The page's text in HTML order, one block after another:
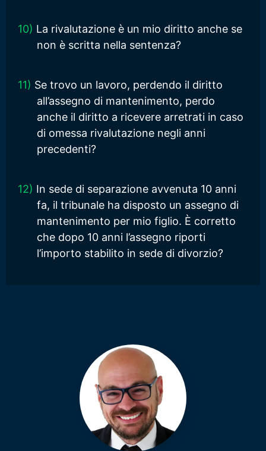
10) La rivalutazione è un mio diritto anche se
non è scritta nella sentenza?
11) Se trovo un lavoro, perdendo il diritto
all’assegno di mantenimento, perdo
anche il diritto a ricevere arretrati in caso
di omessa rivalutazione negli anni
precedenti?
12) In sede di separazione avvenuta 10 anni
fa, il tribunale ha disposto un assegno di
mantenimento per mio figlio. È corretto
che dopo 10 anni l’assegno riporti
l’importo stabilito in sede di divorzio?